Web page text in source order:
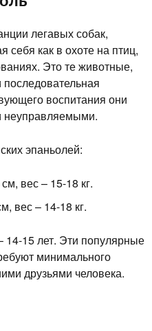
легавых собак,
себя как в охоте на птиц,
Это те животные,
воспитания они
неуправляемыми.
эпаньолей:
вес – 15-18 кг.
вес – 14-18 кг.
14-15 лет. Эти популярные
минимального
друзьями человека.